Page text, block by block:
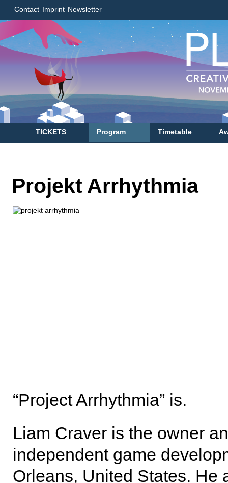
Contact Imprint Newsletter
TICKETS Program Timetable
Projekt Arrhythmia
“Project Arrhythmia” is.
Liam Craver is the owner
independent game
Orleans, United States. He